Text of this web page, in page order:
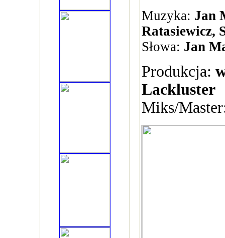
Muzyka: Jan
Ratasiewicz,
Słowa: Jan
Produkcja:
Lackluster
Miks/